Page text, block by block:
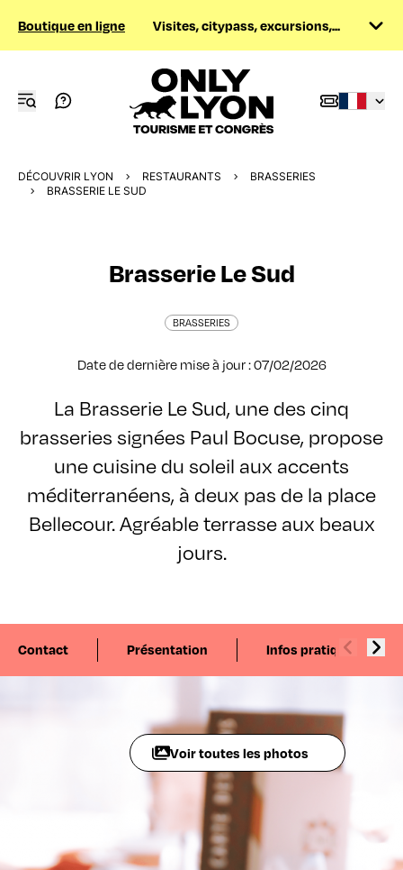
Boutique en ligne Visites, citypass, excursions,...
DÉCOUVRIR LYON RESTAURANTS
BRASSERIES
BRASSERIE LE SUD
Brasserie Le Sud
BRASSERIES
Date de dernière mise à jour : 07/02/2026
La Brasserie Le Sud, une des cinq
brasseries signées Paul Bocuse, propose
une cuisine du soleil aux accents
méditerranéens, à deux pas de la place
Bellecour. Agréable terrasse aux beaux
jours.
Contact Présentation Infos pratiques
Voir toutes les photos